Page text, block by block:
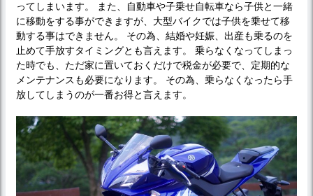
ってしまいます。 また、自動車や子乗せ自転車なら子供と一緒
に移動をする事ができますが、大型バイクでは子供を乗せて移
動する事はできません。 その為、結婚や妊娠、出産も乗るのを
止めて手放すタイミングとも言えます。 乗らなくなってしまっ
た時でも、ただ家に置いておくだけで税金が必要で、定期的な
メンテナンスも必要になります。 その為、乗らなくなったら手
放してしまうのが一番お得と言えます。